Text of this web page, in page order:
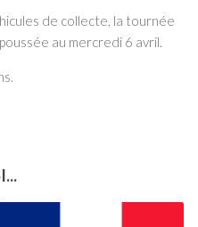
de collecte, la tournée
au mercredi 6 avril.